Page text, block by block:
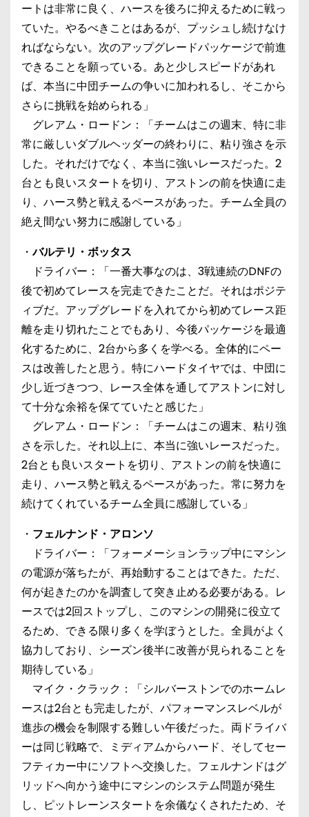
ートは非常に良く、ハースを後ろに抑えるために戦っ
ていた。やるべきことはあるが、プッシュし続けなけ
ればならない。次のアップグレードパッケージで前進
できることを願っている。あと少しスピードがあれ
ば、本当に中団チームの争いに加われるし、そこから
さらに挑戦を始められる」
グレアム・ロードン：「チームはこの週末、特に非
常に厳しいダブルヘッダーの終わりに、粘り強さを示
した。それだけでなく、本当に強いレースだった。2
台とも良いスタートを切り、アストンの前を快適に走
り、ハース勢と戦えるペースがあった。チーム全員の
絶え間ない努力に感謝している」
・バルテリ・ボッタス
ドライバー：「一番大事なのは、3戦連続のDNFの
後で初めてレースを完走できたことだ。それはポジテ
ィブだ。アップグレードを入れてから初めてレース距
離を走り切れたことでもあり、今後パッケージを最適
化するために、2台から多くを学べる。全体的にペー
スは改善したと思う。特にハードタイヤでは、中団に
少し近づきつつ、レース全体を通してアストンに対し
て十分な余裕を保てていたと感じた」
グレアム・ロードン：「チームはこの週末、粘り強
さを示した。それ以上に、本当に強いレースだった。
2台とも良いスタートを切り、アストンの前を快適に
走り、ハース勢と戦えるペースがあった。常に努力を
続けてくれているチーム全員に感謝している」
・ フェルナンド・アロンソ
ドライバー：「フォーメーションラップ中にマシン
の電源が落ちたが、再始動することはできた。ただ、
何が起きたのかを調査して突き止める必要がある。レ
ースでは2回ストップし、このマシンの開発に役立て
るため、できる限り多くを学ぼうとした。全員がよく
協力しており、シーズン後半に改善が見られることを
期待している」
マイク・クラック：「シルバーストンでのホームレ
ースは2台とも完走したが、パフォーマンスレベルが
進歩の機会を制限する難しい午後だった。両ドライバ
ーは同じ戦略で、ミディアムからハード、そしてセー
フティカー中にソフトへ交換した。フェルナンドはグ
リッドへ向かう途中にマシンのシステム問題が発生
し、ピットレーンスタートを余儀なくされたため、そ